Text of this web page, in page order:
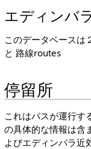
エディンバ
このデータベースは
と 路線routes
停留所
これはバスが運行す
の具体的な情報は含
よびエディンバラ近